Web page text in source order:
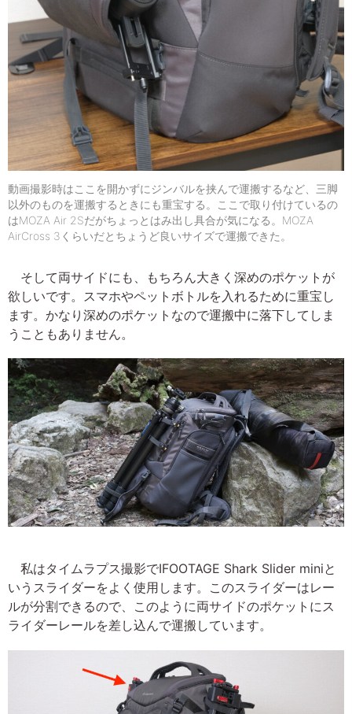
動画撮影時はここを開かずにジンバルを挟んで運搬するなど、三脚
以外のものを運搬するときにも重宝する。ここで取り付けているの
はMOZA Air 2Sだがちょっとはみ出し具合が気になる。MOZA
AirCross 3くらいだとちょうど良いサイズで運搬できた。
そして両サイドにも、もちろん大きく深めのポケットが
欲しいです。スマホやペットボトルを入れるために重宝し
ます。かなり深めのポケットなので運搬中に落下してしま
うこともありません。
私はタイムラプス撮影でIFOOTAGE Shark Slider miniと
いうスライダーをよく使用します。このスライダーはレー
ルが分割できるので、このように両サイドのポケットにス
ライダーレールを差し込んで運搬しています。